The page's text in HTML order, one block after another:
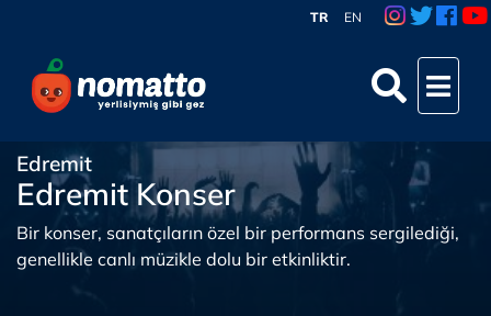
TR EN
Edremit
Edremit Konser
Bir konser, sanatçıların özel bir performans sergilediği,
genellikle canlı müzikle dolu bir etkinliktir.